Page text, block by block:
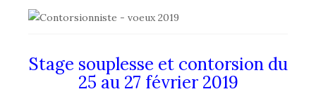
Stage souplesse et contorsion du
25 au 27 février 2019